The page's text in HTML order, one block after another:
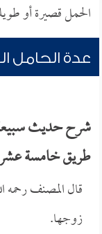
الحمل قصيرة أو
عدة الحامل
شرح حديث سبيعة
طريق خامسة
قال المصنف رحمه
زوجها.